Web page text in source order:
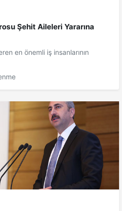
Şehit Aileleri Yararına
en önemli iş insanlarının